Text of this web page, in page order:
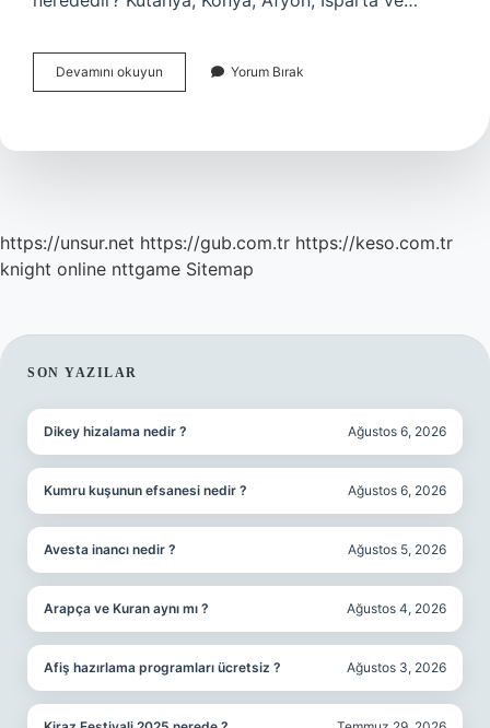
Devamını okuyun
Türü
Yorum Bırak
https://unsur.net https://gub.com.tr https://keso.com.tr
knight online nttgame Sitemap
SIDEBAR
SON YAZILAR
Dikey hizalama nedir ? Ağustos 6, 2026
Kumru kuşunun efsanesi nedir ? Ağustos 6, 2026
Avesta inancı nedir ? Ağustos 5, 2026
Arapça ve Kuran aynı mı ? Ağustos 4, 2026
Afiş hazırlama programları ücretsiz ? Ağustos 3, 2026